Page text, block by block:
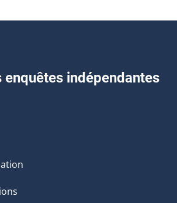
enquêtes indépendantes